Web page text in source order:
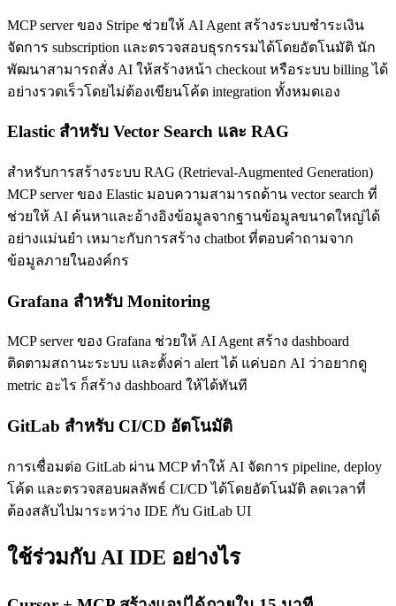
MCP server ของ Stripe ช่วยให้ AI Agent สร้างระบบชำระเงิน
จัดการ subscription และตรวจสอบธุรกรรมได้โดยอัตโนมัติ นัก
พัฒนาสามารถสั่ง AI ให้สร้างหน้า checkout หรือระบบ billing ได้
อย่างรวดเร็วโดยไม่ต้องเขียนโค้ด integration ทั้งหมดเอง
Elastic สำหรับ Vector Search และ RAG
สำหรับการสร้างระบบ RAG (Retrieval-Augmented Generation)
MCP server ของ Elastic มอบความสามารถด้าน vector search ที่
ช่วยให้ AI ค้นหาและอ้างอิงข้อมูลจากฐานข้อมูลขนาดใหญ่ได้
อย่างแม่นยำ เหมาะกับการสร้าง chatbot ที่ตอบคำถามจาก
ข้อมูลภายในองค์กร
Grafana สำหรับ Monitoring
MCP server ของ Grafana ช่วยให้ AI Agent สร้าง dashboard
ติดตามสถานะระบบ และตั้งค่า alert ได้ แค่บอก AI ว่าอยากดู
metric อะไร ก็สร้าง dashboard ให้ได้ทันที
GitLab สำหรับ CI/CD อัตโนมัติ
การเชื่อมต่อ GitLab ผ่าน MCP ทำให้ AI จัดการ pipeline, deploy
โค้ด และตรวจสอบผลลัพธ์ CI/CD ได้โดยอัตโนมัติ ลดเวลาที่
ต้องสลับไปมาระหว่าง IDE กับ GitLab UI
ใช้ร่วมกับ AI IDE อย่างไร